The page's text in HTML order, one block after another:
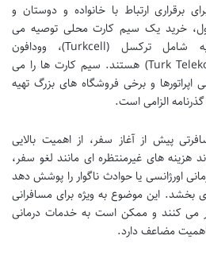
برقراری ارتباط با خانواده و دوستان و
خرید یک سیم کارت محلی توصیه می
شود. اپراتورهای اصلی ترکیه شامل ترکسل (Turkcell)، وودافون
(Vodafone) و ترک تلکام (Turk Telekom) هستند. سیم کارت ها را می
اپراتورها و برخی فروشگاه های بزرگ تهیه
الزامی است.
پیش از آغاز سفر، از اهمیت بالایی
هزینه های غیرمنتظره ای مانند لغو سفر،
اورژانسی یا حوادث ناگوار را پوشش دهد
بخشد. این موضوع به ویژه برای مسافرانی
می کنند و ممکن است به خدمات درمانی
مضاعف دارد.